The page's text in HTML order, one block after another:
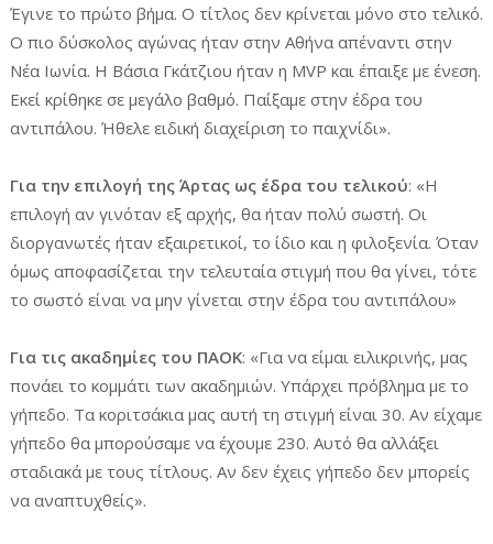
Έγινε το πρώτο βήμα. Ο τίτλος δεν κρίνεται μόνο στο τελικό.
Ο πιο δύσκολος αγώνας ήταν στην Αθήνα απέναντι στην
Νέα Ιωνία. Η Βάσια Γκάτζιου ήταν η MVP και έπαιξε με ένεση.
Εκεί κρίθηκε σε μεγάλο βαθμό. Παίξαμε στην έδρα του
αντιπάλου. Ήθελε ειδική διαχείριση το παιχνίδι».
Για την επιλογή της Άρτας ως έδρα του τελικού: «Η
επιλογή αν γινόταν εξ αρχής, θα ήταν πολύ σωστή. Οι
διοργανωτές ήταν εξαιρετικοί, το ίδιο και η φιλοξενία. Όταν
όμως αποφασίζεται την τελευταία στιγμή που θα γίνει, τότε
το σωστό είναι να μην γίνεται στην έδρα του αντιπάλου»
Για τις ακαδημίες του ΠΑΟΚ: «Για να είμαι ειλικρινής, μας
πονάει το κομμάτι των ακαδημιών. Υπάρχει πρόβλημα με το
γήπεδο. Τα κοριτσάκια μας αυτή τη στιγμή είναι 30. Αν είχαμε
γήπεδο θα μπορούσαμε να έχουμε 230. Αυτό θα αλλάξει
σταδιακά με τους τίτλους. Αν δεν έχεις γήπεδο δεν μπορείς
να αναπτυχθείς».